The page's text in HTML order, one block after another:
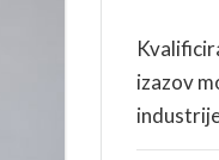
EU FONDOVI
izazov